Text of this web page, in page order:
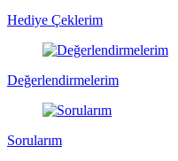
Hediye Çeklerim
Değerlendirmelerim
Sorularım